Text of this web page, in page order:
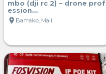
mbo (dji rc 2) – drone prof
ession...
location_on Bamako, Mali